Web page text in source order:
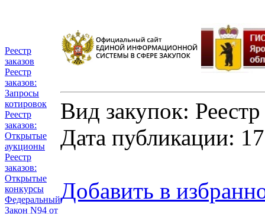
Реестр
заказов
Реестр
заказов:
Запросы
котировок
Реестр
заказов:
Открытые
аукционы
Реестр
заказов:
Открытые
конкурсы
Федеральный
Закон N94 от
Вид закупок:
Дата публикации:
Добавить в